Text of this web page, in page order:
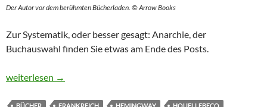
Der Autor vor dem berühmten Bücherladen. © Arrow Books
Zur Systematik, oder besser gesagt: Anarchie, der
Buchauswahl finden Sie etwas am Ende des Posts.
Vom „Simpl“ bis zu den Ochsen von Laon
weiterlesen →
BÜCHER FRANKREICH HEMINGWAY
HOUELLEBECQ